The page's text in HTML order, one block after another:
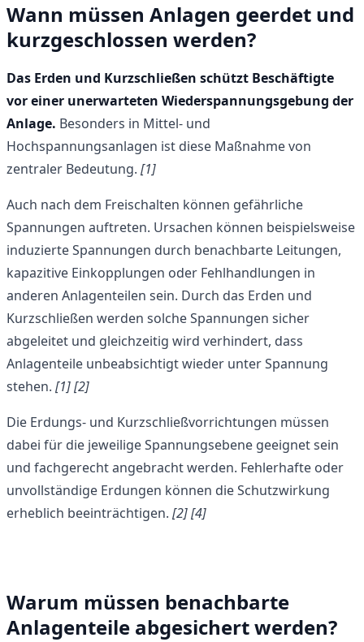
Wann müssen Anlagen geerdet und
kurzgeschlossen werden?
Das Erden und Kurzschließen schützt Beschäftigte
vor einer unerwarteten Wiederspannungsgebung der
Anlage. Besonders in Mittel- und
Hochspannungsanlagen ist diese Maßnahme von
zentraler Bedeutung. [1]
Auch nach dem Freischalten können gefährliche
Spannungen auftreten. Ursachen können beispielsweise
induzierte Spannungen durch benachbarte Leitungen,
kapazitive Einkopplungen oder Fehlhandlungen in
anderen Anlagenteilen sein. Durch das Erden und
Kurzschließen werden solche Spannungen sicher
abgeleitet und gleichzeitig wird verhindert, dass
Anlagenteile unbeabsichtigt wieder unter Spannung
stehen. [1] [2]
Die Erdungs- und Kurzschließvorrichtungen müssen
dabei für die jeweilige Spannungsebene geeignet sein
und fachgerecht angebracht werden. Fehlerhafte oder
unvollständige Erdungen können die Schutzwirkung
erheblich beeinträchtigen. [2][4]
Warum müssen benachbarte
Anlagenteile abgesichert werden?